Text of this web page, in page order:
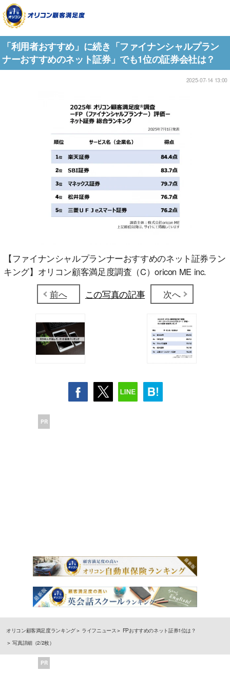
「利用者おすすめ」に続き「ファイナンシャルプラン
ナーおすすめのネット証券」でも1位の証券会社は？
2025-07-14 13:00
【ファイナンシャルプランナーおすすめのネット証券ラン
キング】オリコン顧客満足度調査（C）oricon ME inc.
前へ
この写真の記事 次へ
PR
オリコン顧客満足度ランキング ライフニュース
FPおすすめのネット証券1位は？
写真詳細（2/2枚）
PR